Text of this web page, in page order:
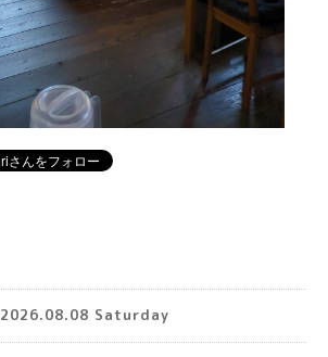
2026.08.08 Saturday